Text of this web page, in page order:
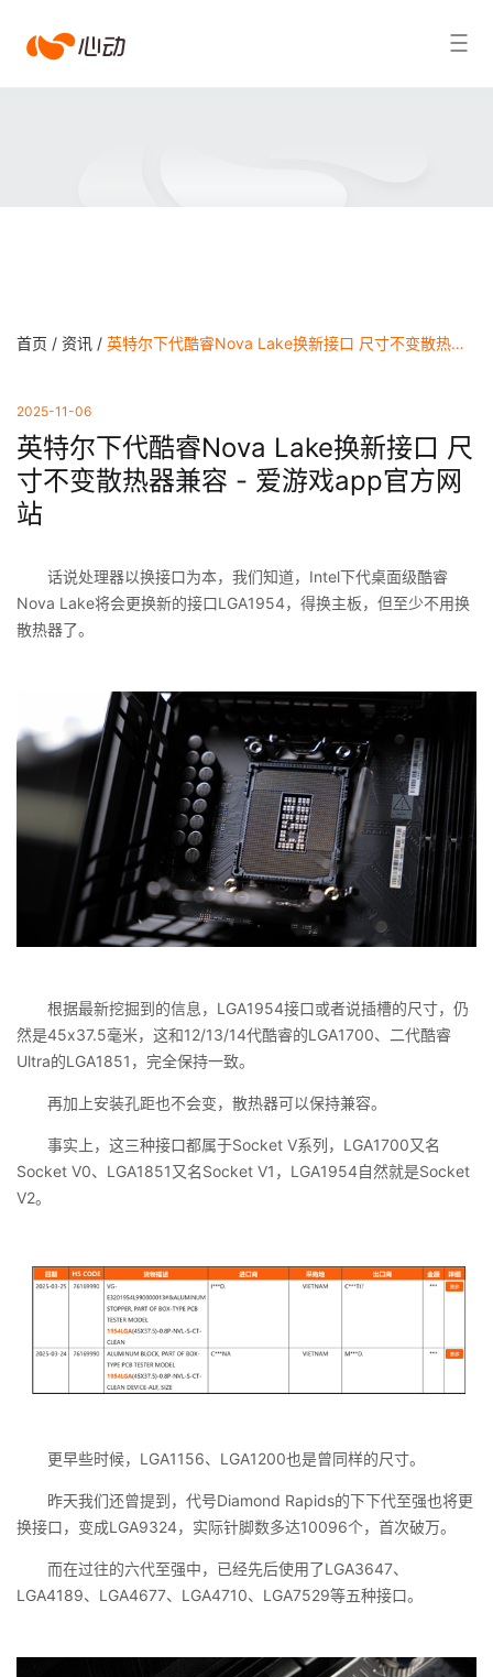
爱搜索结果
首页 / 资讯 / 英特尔下代酷睿Nova Lake换新接口 尺寸不变散热器兼容 - 爱游戏app官方网站
2025-11-06
英特尔下代酷睿Nova Lake换新接口 尺
寸不变散热器兼容 - 爱游戏app官方网
站
话说处理器以换接口为本，我们知道，Intel下代桌面级酷睿
Nova Lake将会更换新的接口LGA1954，得换主板，但至少不用换
散热器了。
根据最新挖掘到的信息，LGA1954接口或者说插槽的尺寸，仍
然是45x37.5毫米，这和12/13/14代酷睿的LGA1700、二代酷睿
Ultra的LGA1851，完全保持一致。
再加上安装孔距也不会变，散热器可以保持兼容。
事实上，这三种接口都属于Socket V系列，LGA1700又名
Socket V0、LGA1851又名Socket V1，LGA1954自然就是Socket
V2。
更早些时候，LGA1156、LGA1200也是曾同样的尺寸。
昨天我们还曾提到，代号Diamond Rapids的下下代至强也将更
换接口，变成LGA9324，实际针脚数多达10096个，首次破万。
而在过往的六代至强中，已经先后使用了LGA3647、
LGA4189、LGA4677、LGA4710、LGA7529等五种接口。